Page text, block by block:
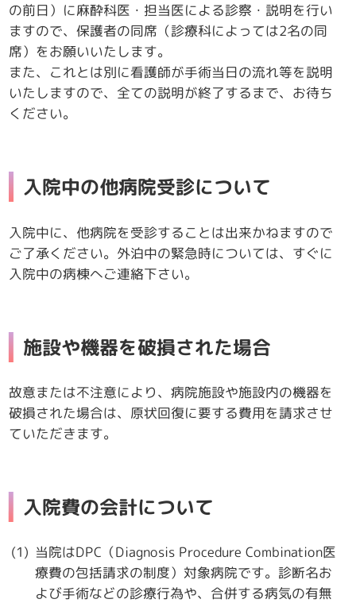
の前日）に麻酔科医・担当医による診察・説明を行い
ますので、保護者の同席（診療科によっては2名の同
席）をお願いいたします。
また、これとは別に看護師が手術当日の流れ等を説明
いたしますので、全ての説明が終了するまで、お待ち
ください。
入院中の他病院受診について
入院中に、他病院を受診することは出来かねますので
ご了承ください。外泊中の緊急時については、すぐに
入院中の病棟へご連絡下さい。
施設や機器を破損された場合
故意または不注意により、病院施設や施設内の機器を
破損された場合は、原状回復に要する費用を請求させ
ていただきます。
入院費の会計について
当院はDPC（Diagnosis Procedure Combination医
療費の包括請求の制度）対象病院です。診断名お
よび手術などの診療行為や、合併する病気の有無